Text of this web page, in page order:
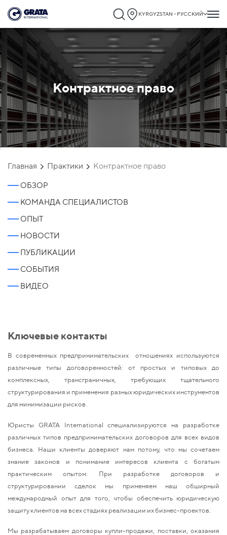
KYRGYZSTAN - РУССКИЙ
Контрактное право
`
Главная Практики Контрактное право
ОБЗОР
КОМАНДА СПЕЦИАЛИСТОВ
ОПЫТ
НОВОСТИ
ПУБЛИКАЦИИ
СОБЫТИЯ
ВИДЕО
Ключевые контакты
В современных предпринимательских отношениях используются
различные типы договоренностей: от простых и типовых до
комплексных, трансграничных, требующих тщательного
структурирования и применения разных юридических инструментов
для минимизации рисков.
Юристы GRATA International специализируются на разработке
различных типов предпринимательских договоров для всех видов
бизнеса. Наши клиенты доверяют нам потому, что мы сочетаем
знание законов и понимание интересов клиента с богатым
практическим опытом. При разработке договоров и
структурировании сделок мы применяем наш обширный
международный опыт для того, чтобы обеспечить юридическую
защиту клиентов на всех стадиях реализации их бизнес-проектов.
Мы разрабатываем договоры купли-продажи, поставки, оказания